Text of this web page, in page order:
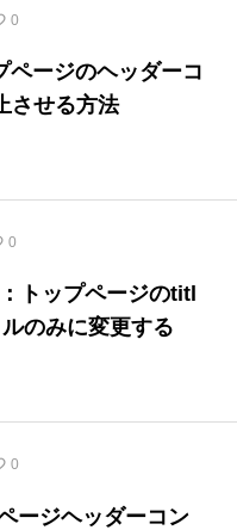
0
ページのヘッダーコ
させる方法
0
トップページのtitl
のみに変更する
0
ージヘッダーコン